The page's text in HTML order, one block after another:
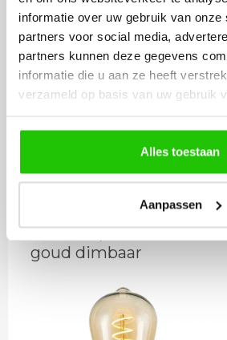
informatie over uw gebruik van onze
partners voor social media,
partners kunnen deze gegevens
informatie die u aan ze heeft
verzameld op basis van uw gebruik
Alles toestaan
Aanpassen
27,50
Incl. BTW
Meebestellen
LED lamp 4 watt E27
goud dimbaar